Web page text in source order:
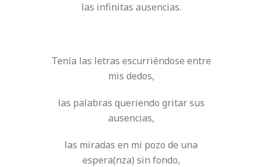
las infinitas ausencias.
Tenía las letras escurriéndose entre
mis dedos,
las palabras queriendo gritar sus
ausencias,
las miradas en mi pozo de una
espera(nza) sin fondo,